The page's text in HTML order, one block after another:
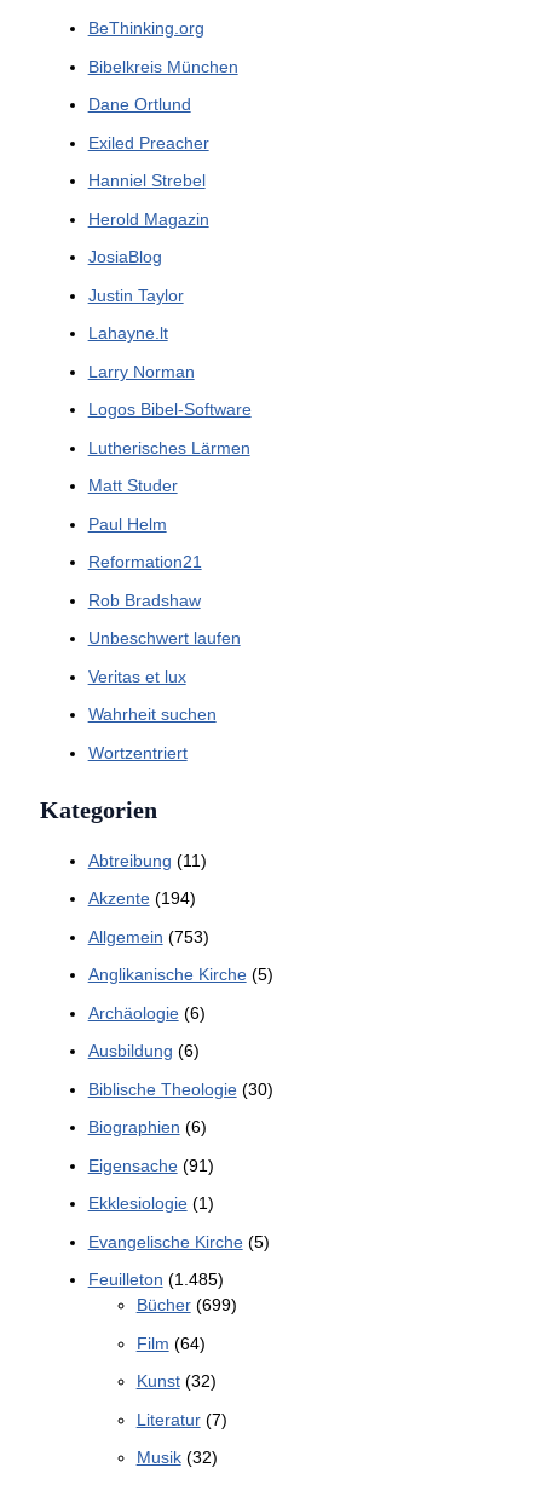
BeThinking.org
Bibelkreis München
Dane Ortlund
Exiled Preacher
Hanniel Strebel
Herold Magazin
JosiaBlog
Justin Taylor
Lahayne.lt
Larry Norman
Logos Bibel-Software
Lutherisches Lärmen
Matt Studer
Paul Helm
Reformation21
Rob Bradshaw
Unbeschwert laufen
Veritas et lux
Wahrheit suchen
Wortzentriert
Kategorien
Abtreibung (11)
Akzente(194)
Allgemein (753)
Anglikanische Kirche(5)
Archäologie(6)
Ausbildung (6)
Biblische Theologie(30)
Biographien (6)
Eigensache(91)
Ekklesiologie(1)
Evangelische Kirche(5)
Feuilleton (1.485)
Bücher(699)
Film (64)
Kunst(32)
Literatur(7)
Musik(32)